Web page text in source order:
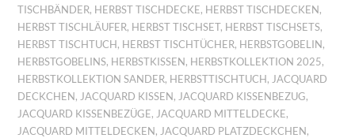
TISCHBÄNDER, HERBST TISCHDECKE, HERBST TISCHDECKEN,
HERBST TISCHLÄUFER, HERBST TISCHSET, HERBST TISCHSETS,
HERBST TISCHTUCH, HERBST TISCHTÜCHER, HERBSTGOBELIN,
HERBSTGOBELINS, HERBSTKISSEN, HERBSTKOLLEKTION 2025,
HERBSTKOLLEKTION SANDER, HERBSTTISCHTUCH, JACQUARD
DECKCHEN, JACQUARD KISSEN, JACQUARD KISSENBEZUG,
JACQUARD KISSENBEZÜGE, JACQUARD MITTELDECKE,
JACQUARD MITTELDECKEN, JACQUARD PLATZDECKCHEN,